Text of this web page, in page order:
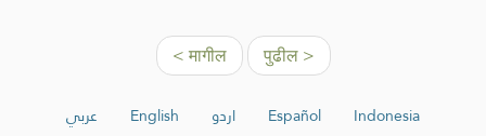
< मागील पुढील >
عربي English اردو Español
Indonesia